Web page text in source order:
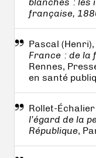
française,
Pascal (Henri),
France : de la
Rennes,
en santé
Rollet-
l’égard de la
République,